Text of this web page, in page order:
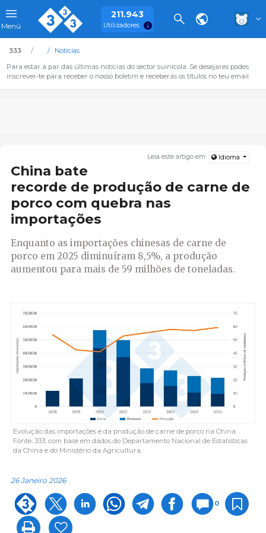
Menú
211.943
Utilizadores
333
Notícias
Para estar a par das últimas notícias do sector suinícola. Se desejares podes
inscrever-te para receber o nosso boletim e receberás os títulos no teu email.
Leia este artigo em: Idioma
China bate
recorde de produção de carne de
porco com quebra nas
importações
Enquanto as importações chinesas de carne de
porco em 2025 diminuíram 8,5%, a produção
aumentou para mais de 59 milhões de toneladas.
Evolução das importações e da produção de carne de porco na China.
Fonte: 333, com base em dados do Departamento Nacional de Estatísticas
da China e do Ministério da Agricultura.
26 Janeiro 2026
0